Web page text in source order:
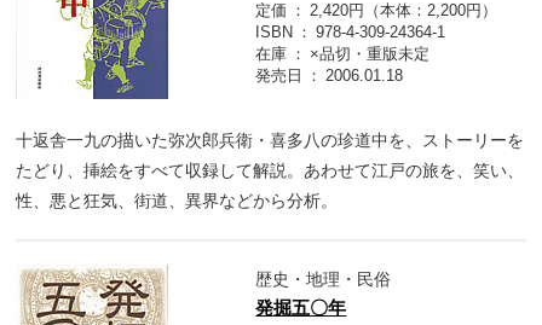
定価
2,420円（本体：2,200円）
ISBN
978-4-309-24364-1
在庫
×品切・重版未定
発売日
2006.01.18
十返舎一九の描いた弥次郎兵衛・喜多八の珍道中を、ストーリーを
たどり、挿絵をすべて収録して解説。あわせて江戸の旅を、笑い、
性、悪と狂気、街道、異界などから分析。
歴史・地理・民俗
発掘五〇年